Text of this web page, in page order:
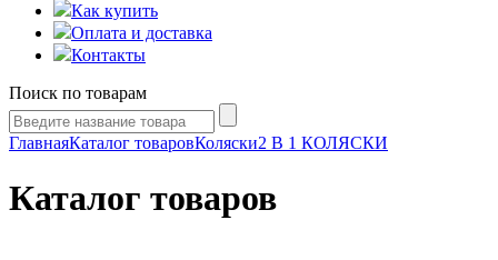
Как купить
Оплата и доставка
Контакты
Поиск по товарам
ГлавнаяКаталог товаровКоляски2 В 1 КОЛЯСКИ
Каталог товаров